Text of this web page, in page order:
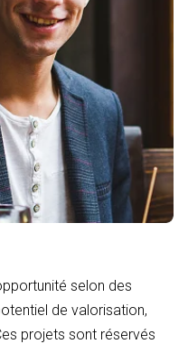
selon des
de valorisation,
projets sont réservés